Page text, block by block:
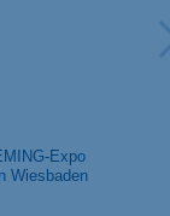
Expo
Wiesbaden